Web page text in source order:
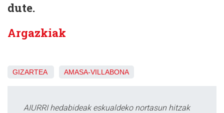
dute.
Argazkiak
GIZARTEA AMASA-VILLABONA
AIURRI hedabideak eskualdeko nortasun hitzak